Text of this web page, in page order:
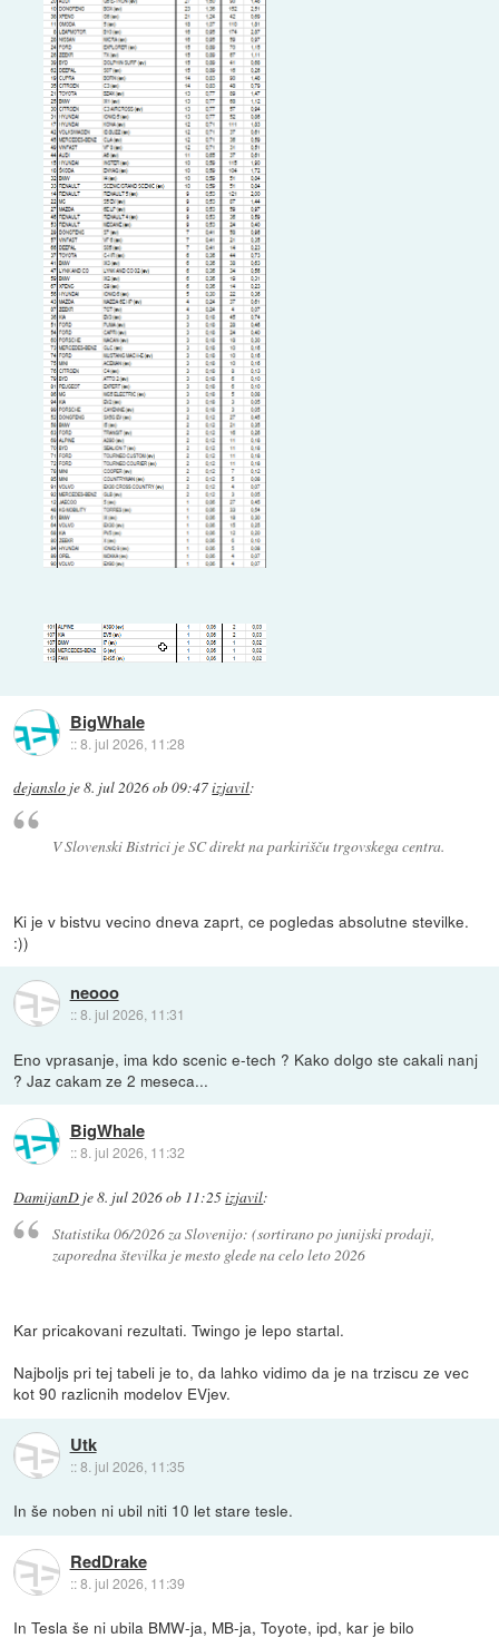
BigWhale
::8. jul 2026, 11:28
dejanslo je8. jul 2026 ob 09:47izjavil:
V Slovenski Bistrici je SC direkt na parkirišču trgovskega centra.
Ki je v bistvu vecino dneva zaprt, ce pogledas absolutne stevilke.
:))
neooo
::8. jul 2026, 11:31
Eno vprasanje, ima kdo scenic e-tech ? Kako dolgo ste cakali nanj
? Jaz cakam ze 2 meseca...
BigWhale
::8. jul 2026, 11:32
DamijanD je8. jul 2026 ob 11:25izjavil:
Statistika 06/2026 za Slovenijo: (sortirano po junijski prodaji,
zaporedna številka je mesto glede na celo leto 2026
Kar pricakovani rezultati. Twingo je lepo startal.
Najboljs pri tej tabeli je to, da lahko vidimo da je na trziscu ze vec
kot 90 razlicnih modelov EVjev.
Utk
::8. jul 2026, 11:35
In še noben ni ubil niti 10 let stare tesle.
RedDrake
::8. jul 2026, 11:39
In Tesla še ni ubila BMW-ja, MB-ja, Toyote, ipd, kar je bilo